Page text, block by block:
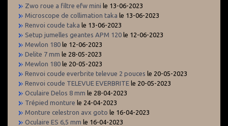
Zwo roue a filtre efw mini le 13-06-2023
Microscope de collimation taka le 13-06-2023
Renvoi coude taka le 13-06-2023
Setup jumelles geantes APM 120 le 12-06-2023
Mewlon 180 le 12-06-2023
Delite 7 mm le 28-05-2023
Mewlon 180 le 20-05-2023
Renvoi coude everbrite televue 2 pouces le 20-05-2023
Renvoi coude TELEVUE EVERBRITE le 20-05-2023
Oculaire Delos 8 mm le 28-04-2023
Trépied monture le 24-04-2023
Monture celestron avx goto le 16-04-2023
Oculaire ES 6,5 mm le 16-04-2023